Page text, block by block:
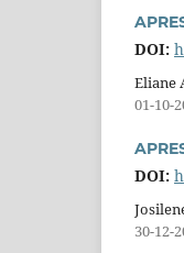
DOI:
Eliane
01-10-
DOI:
30-12-